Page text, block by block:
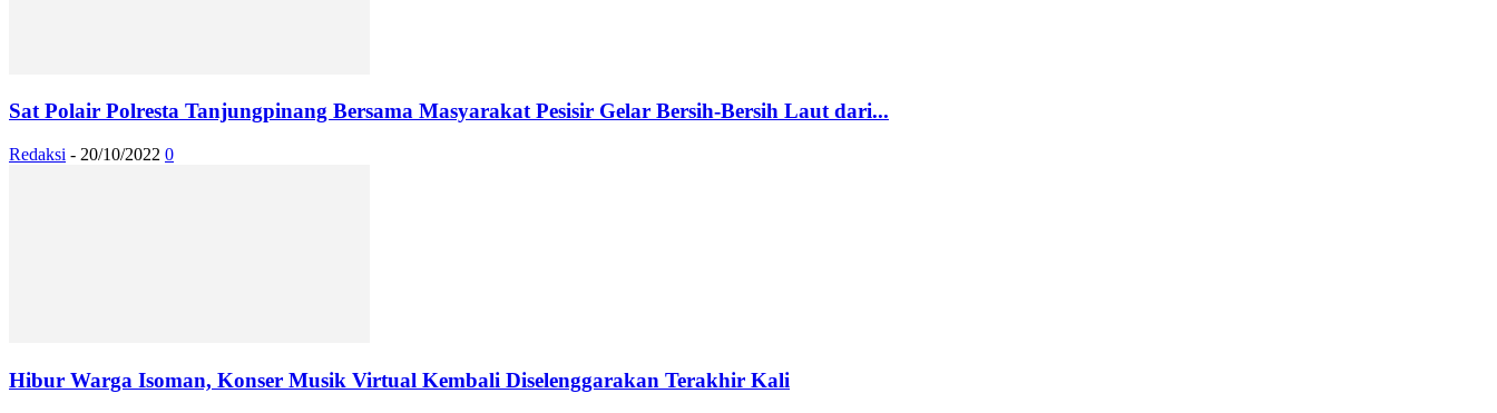
Sat Polair Polresta Tanjungpinang Bersama Masyarakat Pesisir Gelar Bersih-Bersih Laut dari...
Redaksi - 20/10/2022 0
Hibur Warga Isoman, Konser Musik Virtual Kembali Diselenggarakan Terakhir Kali